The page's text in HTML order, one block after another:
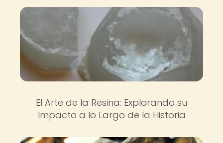
El Arte de la Resina: Explorando su
Impacto a lo Largo de la Historia